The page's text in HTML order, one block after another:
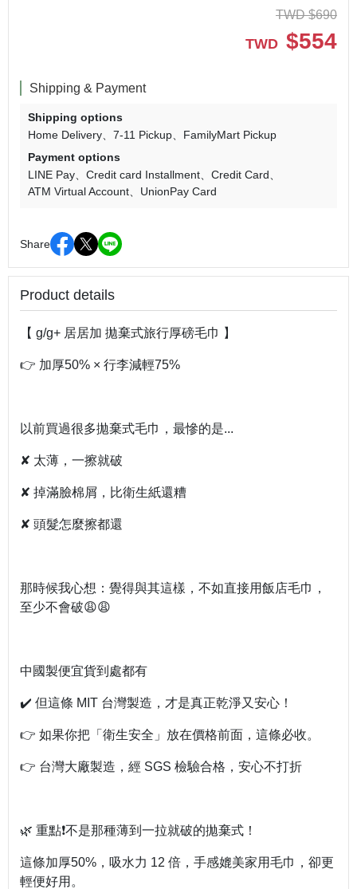
TWD $690
TWD $554
Shipping & Payment
Shipping options
Home Delivery
7-11 Pickup
FamilyMart Pickup
Payment options
LINE Pay
Credit card Installment
Credit Card
ATM Virtual Account
UnionPay Card
Share
Product details
【 g/g+ 居居加 拋棄式旅行厚磅毛巾 】
👉 加厚50% × 行李減輕75%
以前買過很多拋棄式毛巾，最慘的是...
✘ 太薄，一擦就破
✘ 掉滿臉棉屑，比衛生紙還糟
✘ 頭髮怎麼擦都還
那時候我心想：覺得與其這樣，不如直接用飯店毛巾，
至少不會破😩😩
中國製便宜貨到處都有
✔️ 但這條 MIT 台灣製造，才是真正乾淨又安心！
👉 如果你把「衛生安全」放在價格前面，這條必收。
👉 台灣大廠製造，經 SGS 檢驗合格，安心不打折
🌿 重點❗不是那種薄到一拉就破的拋棄式！
這條加厚50%，吸水力 12 倍，手感媲美家用毛巾，卻更
輕便好用。